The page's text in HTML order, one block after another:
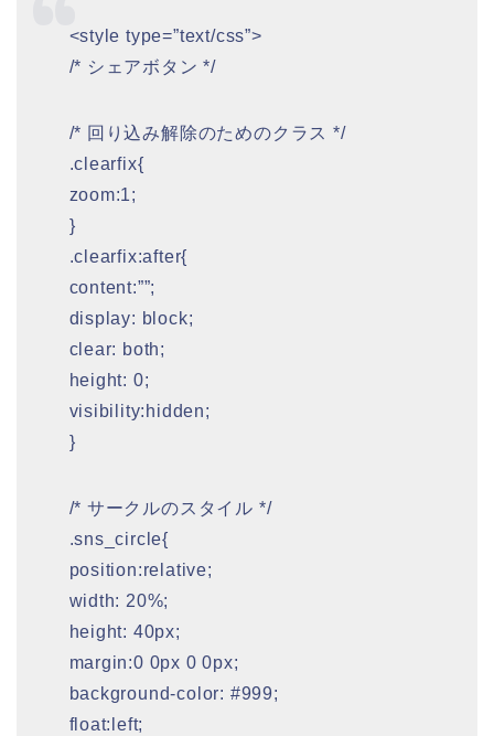
<style type=”text/css”>
/* シェアボタン */
/* 回り込み解除のためのクラス */
.clearfix{
zoom:1;
}
.clearfix:after{
content:””;
display: block;
clear: both;
height: 0;
visibility:hidden;
}
/* サークルのスタイル */
.sns_circle{
position:relative;
width: 20%;
height: 40px;
margin:0 0px 0 0px;
background-color: #999;
float:left;